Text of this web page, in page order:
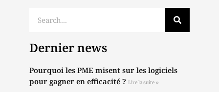
Dernier news
Pourquoi les PME misent sur les logiciels
pour gagner en efficacité ? Lire la suite »